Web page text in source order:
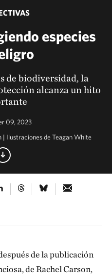
especies
de biodiversidad, la
alcanza un hito
09, 2023
Ilustraciones de Teagan White
de la publicación
de Rachel Carson,